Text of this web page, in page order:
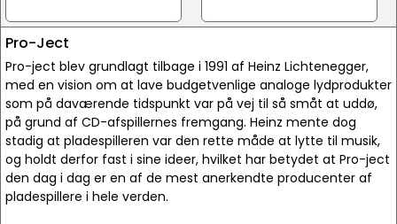
Pro-Ject
Pro-ject blev grundlagt tilbage i 1991 af Heinz Lichtenegger,
med en vision om at lave budgetvenlige analoge lydprodukter
som på daværende tidspunkt var på vej til så småt at uddø,
på grund af CD-afspillernes fremgang. Heinz mente dog
stadig at pladespilleren var den rette måde at lytte til musik,
og holdt derfor fast i sine ideer, hvilket har betydet at Pro-ject
den dag i dag er en af de mest anerkendte producenter af
pladespillere i hele verden.